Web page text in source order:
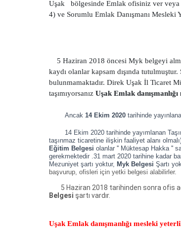
Uşak bölgesinde Emlak ofisiniz ver veya
4) ve Sorumlu Emlak Danışmanı
5 Haziran 2018 öncesi Myk belgeyi
kaydı olanlar kapsam dışında
bulunmamaktadır. Direk Uşak İl Ticaret
taşımıyorsanız Uşak Emlak
Ancak 14 Ekim 2020 tarihinde
14 Ekim 2020 tarihinde yayımlanan
taşınmaz ticaretine ilişkin faaliyet alanı
Eğitim Belgesi olanlar '' Müktesap Hakka ''
gerekmektedir .31 mart 2020 tarihine kadar
Mezuniyet şartı yoktur, Myk Belgesi Şartı
başvurup, ofisleri için yetki belgesi alabilirler.
5 Haziran 2018 tarihinden sonra ofis
Belgesi şartı vardır.
Uşak Emlak danışmanlığı mesleki